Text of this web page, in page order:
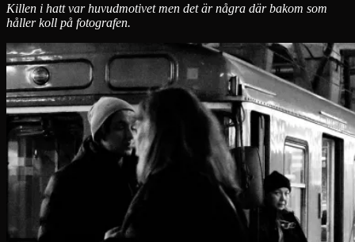
Killen i hatt var huvudmotivet men det är några där bakom som
håller koll på fotografen.